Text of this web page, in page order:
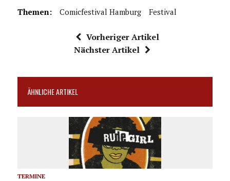
Themen: Comicfestival Hamburg Festival
Vorheriger Artikel
Nächster Artikel
ÄHNLICHE ARTIKEL
TERMINE